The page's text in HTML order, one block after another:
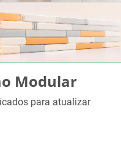
Modular
para atualizar